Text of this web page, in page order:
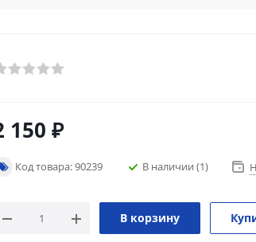
150 ₽
Код товара: 90239 В наличии (1)
В корзину